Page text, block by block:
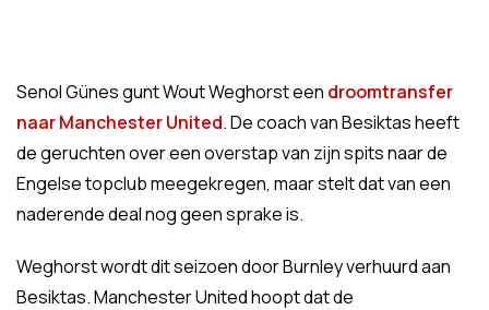
Senol Günes gunt Wout Weghorst een droomtransfer
naar Manchester United. De coach van Besiktas heeft
de geruchten over een overstap van zijn spits naar de
Engelse topclub meegekregen, maar stelt dat van een
naderende deal nog geen sprake is.
Weghorst wordt dit seizoen door Burnley verhuurd aan
Besiktas. Manchester United hoopt dat de